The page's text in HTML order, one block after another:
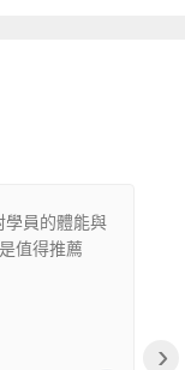
學員的體能與
值得推薦
›